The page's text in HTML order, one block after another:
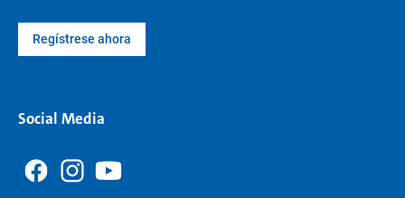
Regístrese ahora
Social Media